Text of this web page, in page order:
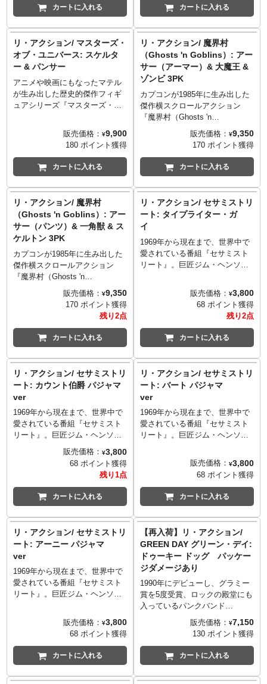
ス』から、番組のホストであ
り、強烈な個性を放つポール・
ルーベンス演じるキャラクター
「ピーウィー・ハーマン」が、
スーパー7のリアクションフィギ
ュアとしてリリースされたアイ
テム。プレイハウスのドアをモ
チーフにした変形バックカード
もたまりません。
カートに入れる
渡してくれる家電を組み合わせ
た様なロボット「コンキー
ションフィギュアとしてリリー
スされたアイテム。プレイハウ
スのドアをモチーフにした変形
バックカードもたまりません。
カートに入れる
リ・アクション/ マスターズ・
オブ・ユニバース: スケルタ
ー & パンサー
アニメや映画にもなったマテル
が生み出した歴史的傑作フィギ
ュアシリーズ『マスターズ・オ
めてリアクションフィギュア化
したヒーマン＆バトルキャット
と対峙するヴィラン、スケルタ
ーとパンサーのセット。1984年
スーパー7らしいコダワリが光る
アイテム。
販売価格： ¥9,900
180 ポイント獲得
カートに入れる
リ・アクション/ 魔界村
（Ghosts 'n Goblins）: アー
サー（アーマー）& 大魔王 &
ゾンビ 3PK
カプコンが1985年に生み出した
傑作横スクロールアクション
『魔界村（Ghosts 'n
Goblins）』。海外名義となる
「Ghosts 'n Goblins」として登
場したリアクションフィギュア
の3PK。こちらのアイテムに
は、アーマー姿の「アーサ
ジ1、3に登場する生ける屍「ゾ
ンビ」がセットになっていま
す！どれも最高！
販売価格： ¥9,350
170 ポイント獲得
カートに入れる
リ・アクション/ 魔界村
（Ghosts 'n Goblins）: アー
サー（パンツ）& 一角獣 & ス
ケルトン 3PK
カプコンが1985年に生み出した
傑作横スクロールアクション
『魔界村（Ghosts 'n
Goblins）』。海外名義となる
「Ghosts 'n Goblins」として登
場したリアクションフィギュア
の3PK。こちらのアイテムに
は、独自のゲームシステムとし
て印象的な1ダメージ後のパンツ
単眼一角の巨人「一角獣」、ス
テージ5、6に登場する動く骸骨
「スケルトン」がセットになっ
ています！どれも最高！
販売価格： ¥9,350
170 ポイント獲得
残り2点
カートに入れる
リ・アクション/ セサミストリ
ート: タイプライター・ガ
イ
1969年から現在まで、世界中で
愛されている番組『セサミスト
リート』。巨匠ジム・ヘンソン
ーパー7の「リ・アクション」シ
リーズ。こちらは、1970年代か
ら登場し2001年のシーズンま
で、アルファベット26文字をそ
れぞれ紹介するアニメーション
ガイ。なんと2019年に放送され
たセサミストリート50周年記念
番組のオオトリを務めた隠れた
人気キャラクター！
販売価格： ¥3,800
68 ポイント獲得
残り2点
カートに入れる
リ・アクション/ セサミストリ
ート: カウント伯爵 パジャマ
ver
1969年から現在まで、世界中で
愛されている番組『セサミスト
リート』。巨匠ジム・ヘンソン
たちが作り出す魅力的なキャラ
クターたちを立体化しているス
ーパー7の「リ・アクション」シ
リーズ。こちらのカウント伯爵
は、エルモとアビーがカウント
伯爵の城に泊まった際の歌「1,
ャマを着た姿を再現。
販売価格： ¥3,800
68 ポイント獲得
残り1点
カートに入れる
リ・アクション/ セサミストリ
ート: バート パジャマ
ver
1969年から現在まで、世界中で
愛されている番組『セサミスト
リート』。巨匠ジム・ヘンソン
クターたちを立体化しているス
ーパー7の「リ・アクション」シ
リーズ。こちらのナイトキャッ
プがキュートなバートは、アー
ニーとバートの名コンビで歌
ル『バイ・バイ・バーディー』
の挿入歌「Kids」の替え歌
「Sleep!」などで見せるパジャ
マ姿を再現！
販売価格： ¥3,800
68 ポイント獲得
カートに入れる
リ・アクション/ セサミストリ
ート: アーニー パジャマ
ver
1969年から現在まで、世界中で
愛されている番組『セサミスト
リート』。巨匠ジム・ヘンソン
クターたちを立体化しているス
ーパー7の「リ・アクション」シ
リーズ。こちらのアーニーは、
アーニーとバートの名コンビで
歌う、ブロードウェイミュージ
販売価格： ¥3,800
68 ポイント獲得
カートに入れる
【再入荷】リ・アクション/
GREEN DAY グリーン・デイ:
ドゥーキー ドッグ パッケー
ジダメージあり
1990年にデビューし、グラミー
賞を5度受賞、ロックの殿堂にも
入っているパンクバンド
「Green Day グリーン・デ
イ）。全世界で2,000万枚という
驚異的な売上を記録した3rdアル
バム「Dookie」に収録され、メ
ジャーデビュー後の初シングル
となったのが「Longview」で
販売価格： ¥7,150
130 ポイント獲得
カートに入れる